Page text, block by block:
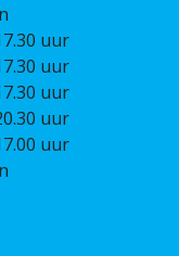
uur
uur
uur
uur
uur